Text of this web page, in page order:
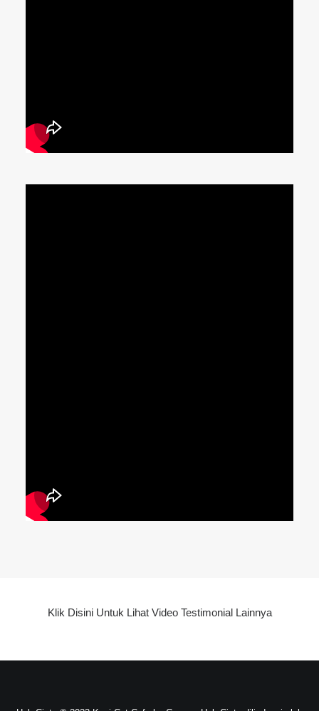
Klik Disini Untuk Lihat Video Testimonial Lainnya